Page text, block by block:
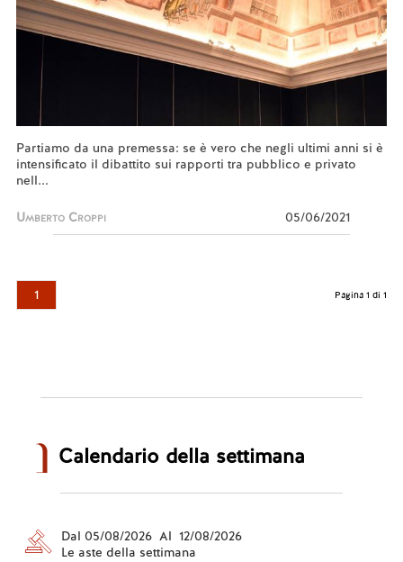
Partiamo da una premessa: se è vero che negli ultimi anni si è
intensificato il dibattito sui rapporti tra pubblico e privato
nell...
Umberto Croppi 05/06/2021
1 Pagina 1 di 1
Calendario della settimana
Dal 05/08/2026 Al 12/08/2026
Le aste della settimana